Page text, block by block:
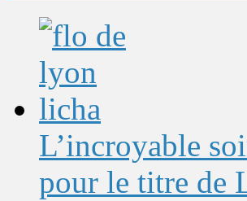
L’incroyable
pour le titre de